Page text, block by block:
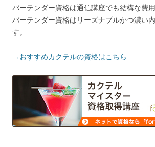
バーテンダー資格は通信講座でも結構な費用
バーテンダー資格はリーズナブルかつ濃い
す。
→おすすめカクテルの資格はこちら